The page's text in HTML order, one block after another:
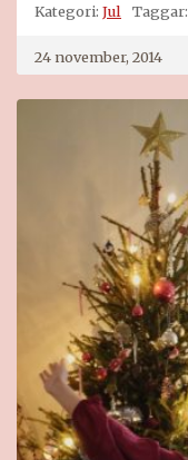
Kategori: Jul Taggar:
24 november, 2014